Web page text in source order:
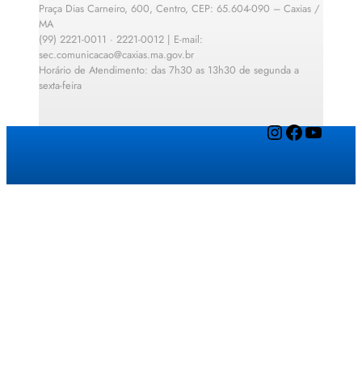
Praça Dias Carneiro, 600, Centro, CEP: 65.604-090 – Caxias /
MA
(99) 2221-0011 · 2221-0012 | E-mail:
sec.comunicacao@caxias.ma.gov.br
Horário de Atendimento: das 7h30 as 13h30 de segunda a
sexta-feira
InstagramFacebook YouTube